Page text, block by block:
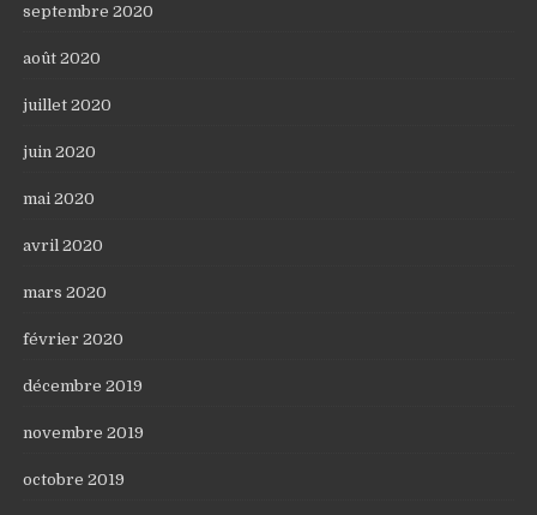
septembre 2020
août 2020
juillet 2020
juin 2020
mai 2020
avril 2020
mars 2020
février 2020
décembre 2019
novembre 2019
octobre 2019